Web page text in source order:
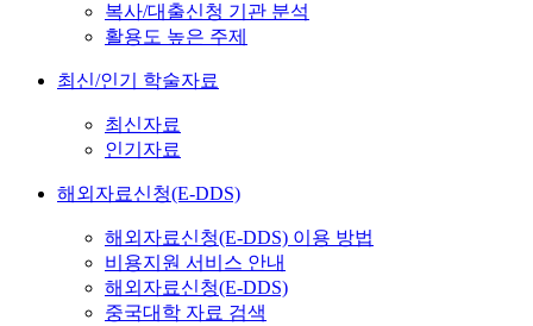
복사/대출신청 기관 분석
활용도 높은 주제
최신/인기 학술자료
최신자료
인기자료
해외자료신청(E-DDS)
해외자료신청(E-DDS) 이용 방법
비용지원 서비스 안내
해외자료신청(E-DDS)
중국대학 자료 검색